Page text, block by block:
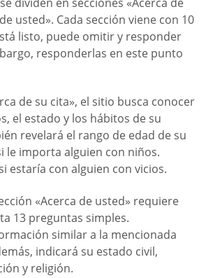
usted». Cada sección viene con 10
listo, puede omitir y responder
responderlas en este punto
de su cita», el sitio busca conocer
el estado y los hábitos de su
revelará el rango de edad de su
le importa alguien con niños.
estaría con alguien con vicios.
«Acerca de usted» requiere
13 preguntas simples.
similar a la mencionada
indicará su estado civil,
y religión.